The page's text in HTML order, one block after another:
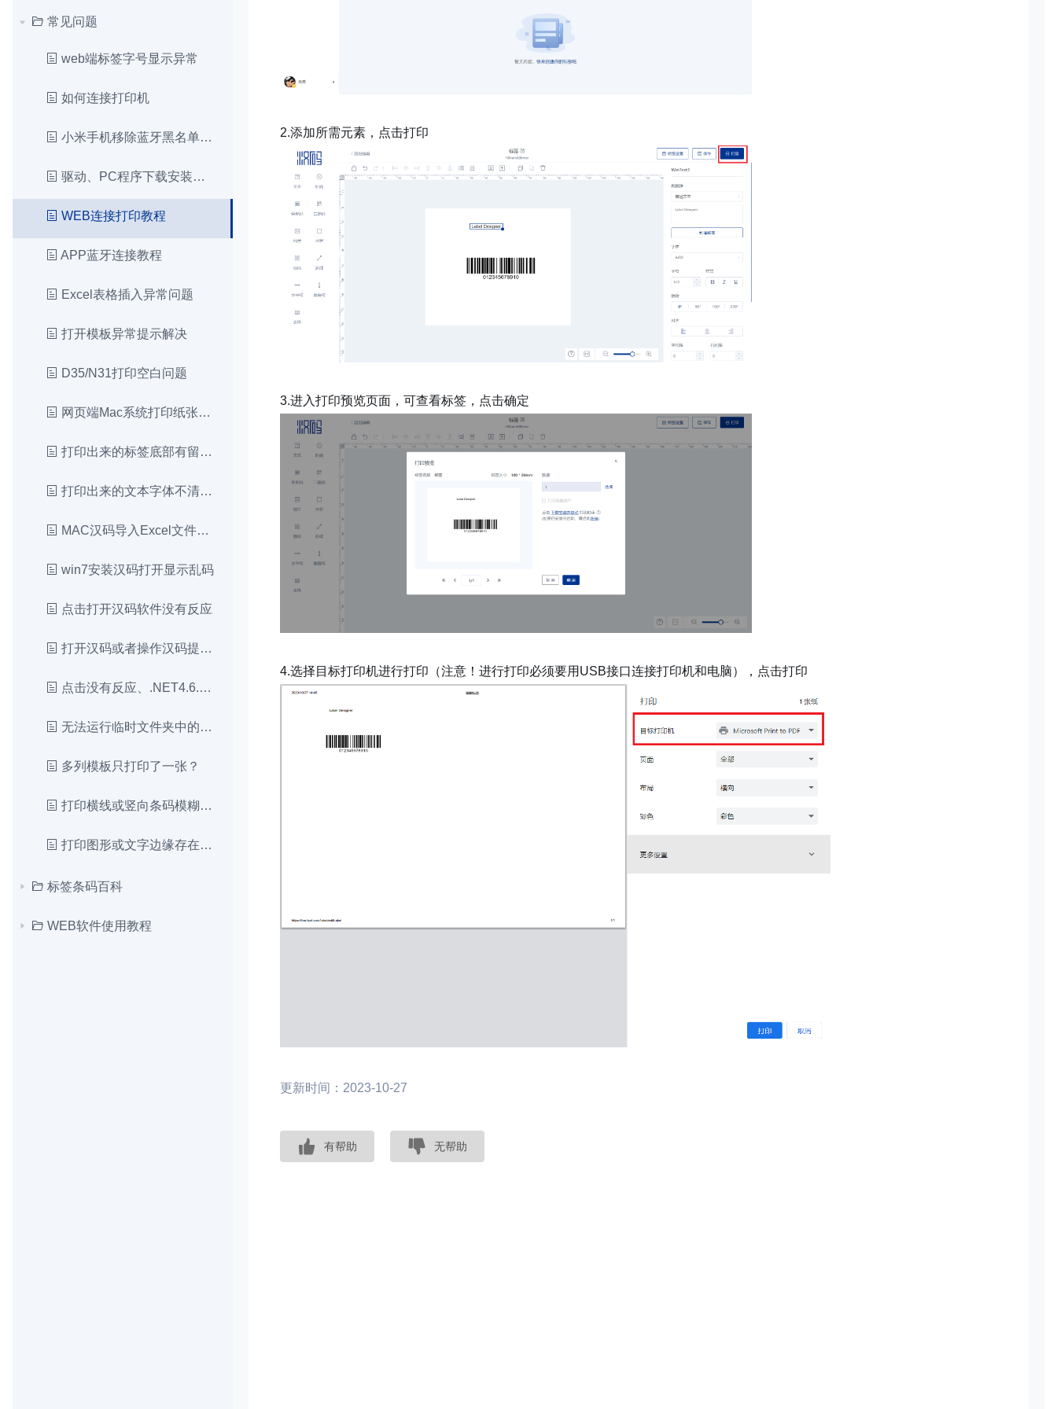
常见问题
web端标签字号显示异常
如何连接打印机
小米手机移除蓝牙黑名单详情操作
驱动、PC程序下载安装和打印教程
WEB连接打印教程
APP蓝牙连接教程
Excel表格插入异常问题
打开模板异常提示解决
D35/N31打印空白问题
网页端Mac系统打印纸张尺寸和实际尺寸不一致
打印出来的标签底部有留白？
打印出来的文本字体不清晰？
MAC汉码导入Excel文件显示空白
win7安装汉码打开显示乱码
点击打开汉码软件没有反应
打开汉码或者操作汉码提示阻止改该文件
点击没有反应、.NET4.6.1环境安装失败
无法运行临时文件夹中的文件
多列模板只打印了一张？
打印横线或竖向条码模糊问题
打印图形或文字边缘存在粗细不一致、锯齿或模糊
标签条码百科
WEB软件使用教程
2.添加所需元素，点击打印
3.进入打印预览页面，可查看标签，点击确定
4.选择目标打印机进行打印（注意！进行打印必须要用USB接口连接打印机和电脑），点击打印
更新时间：2023-10-27
有帮助 无帮助